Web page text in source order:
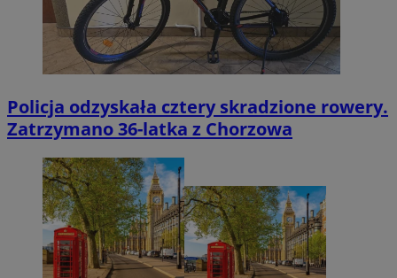
Policja odzyskała cztery skradzione rowery.
Zatrzymano 36-latka z Chorzowa